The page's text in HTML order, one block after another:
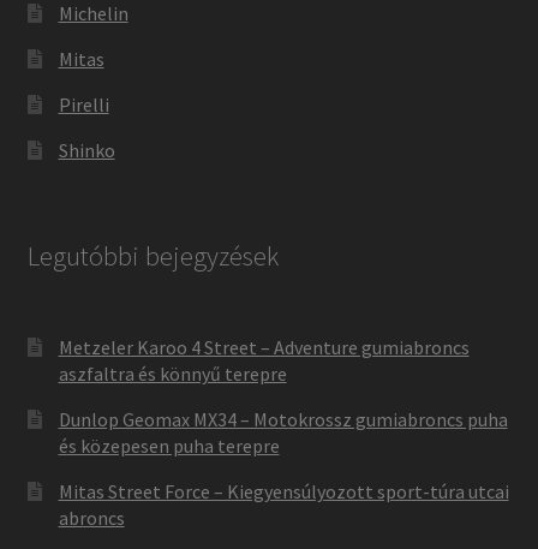
Michelin
Mitas
Pirelli
Shinko
Legutóbbi bejegyzések
Metzeler Karoo 4 Street – Adventure gumiabroncs
aszfaltra és könnyű terepre
Dunlop Geomax MX34 – Motokrossz gumiabroncs puha
és közepesen puha terepre
Mitas Street Force – Kiegyensúlyozott sport-túra utcai
abroncs